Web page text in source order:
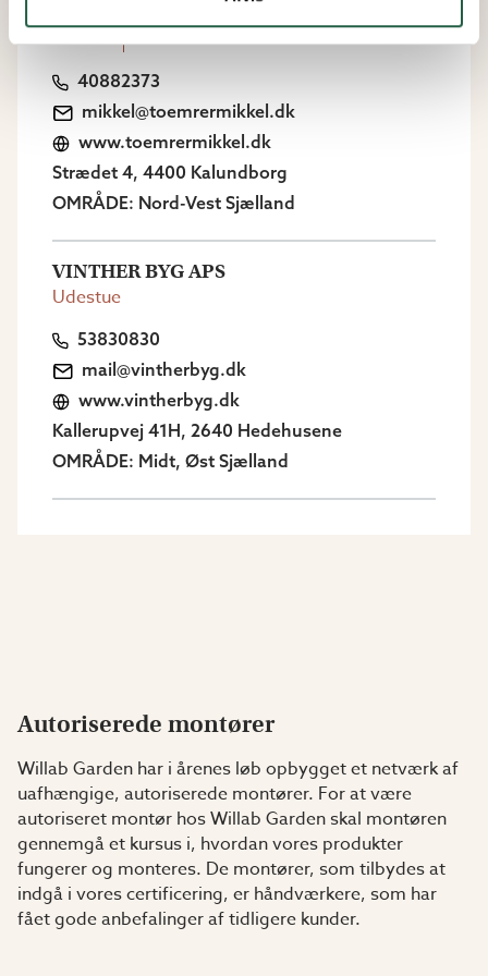
Drivhus Udestue
40882373
mikkel@toemrermikkel.dk
www.toemrermikkel.dk
Strædet 4, 4400 Kalundborg
OMRÅDE: Nord-Vest Sjælland
VINTHER BYG APS
Udestue
53830830
mail@vintherbyg.dk
www.vintherbyg.dk
Kallerupvej 41H, 2640 Hedehusene
OMRÅDE: Midt, Øst Sjælland
Autoriserede montører
Willab Garden har i årenes løb opbygget et netværk af
uafhængige, autoriserede montører. For at være
autoriseret montør hos Willab Garden skal montøren
gennemgå et kursus i, hvordan vores produkter
fungerer og monteres. De montører, som tilbydes at
indgå i vores certificering, er håndværkere, som har
fået gode anbefalinger af tidligere kunder.